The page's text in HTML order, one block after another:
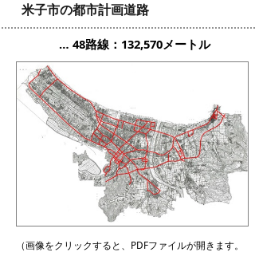
米子市の都市計画道路
… 48路線：132,570メートル
（画像をクリックすると、PDFファイルが開きます。